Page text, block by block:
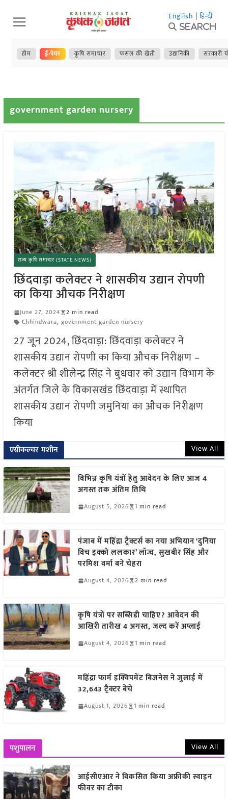
Skip
to
content
English | हिन्दी
Search
होम ई-पेपर कृषि समाचार फसल की खेती उद्यानिकी सरकारी
government garden nursery
राज्य कृषि समाचार (STATE NEWS)
छिंदवाड़ा कलेक्टर ने शासकीय उद्यान रोपणी
का किया औचक निरीक्षण
June 27, 2024
2 min read
Chhindwara, government garden nursery
27 जून 2024, छिंदवाड़ा: छिंदवाड़ा कलेक्टर ने
शासकीय उद्यान रोपणी का किया औचक निरीक्षण –
कलेक्टर श्री शीलेन्द्र सिंह ने बुधवार को उद्यान विभाग के
अंतर्गत जिले के विकासखंड छिंदवाड़ा में स्थापित
शासकीय उद्यान रोपणी जमुनिया का औचक निरीक्षण
किया
एग्रीकल्चर मशीन View All
विभिन्न कृषि यंत्रों हेतु आवेदन के लिए आज 4
अगस्त तक अंतिम तिथि
August 5, 2026 1 min read
पंजाब में महिंद्रा ट्रैक्टर्स का नया अभियान ‘दुनिया
विच इक्को ललकार’ लॉन्च, सुखबीर सिंह और
परमिश वर्मा बने चेहरा
August 4, 2026 2 min read
कृषि यंत्रों पर सब्सिडी चाहिए? आवेदन की
आखिरी तारीख 4 अगस्त, जल्द करें अप्लाई
August 4, 2026 1 min read
महिंद्रा फार्म इक्विपमेंट बिजनेस ने जुलाई में
32,643 ट्रैक्टर बेचे
August 1, 2026 1 min read
पशुपालन View All
आईसीएआर ने विकसित किया अफ्रीकी स्वाइन
फीवर का टीका